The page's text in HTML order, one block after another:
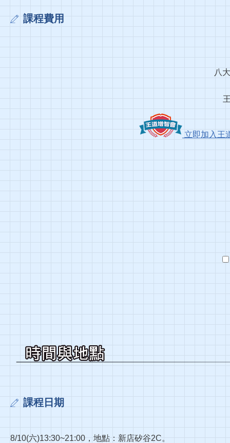
課程費用
八
立即加入王
課程日期
8/10(六)13:30~21:00，地點：新店矽谷2C。